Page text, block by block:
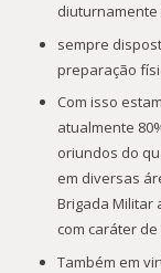
diuturnamente
sempre
preparação
Com isso
atualmente
oriundos do
em diversas
Brigada Militar
com caráter
Também em